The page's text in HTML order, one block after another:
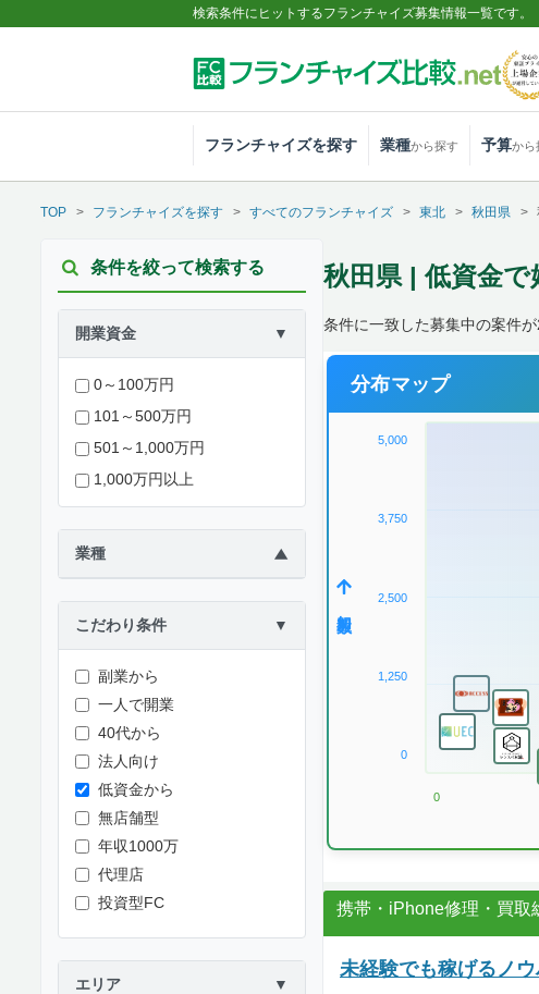
検索条件にヒットするフランチャイズ募集情報一覧です。
フランチャイズを探す 業種から探す 予算から
TOP フランチャイズを探す すべてのフランチャイズ 東北 秋田県
条件を絞って検索する
開業資金 ▼
0～100万円
101～500万円
501～1,000万円
1,000万円以上
業種 ▶
こだわり条件 ▼
副業から
一人で開業
40代から
法人向け
低資金から
無店舗型
年収1000万
代理店
投資型FC
エリア ▼
秋田県 | 低資金で
条件に一致した募集中の案件
分布マップ
5,000
3,750
2,500
1,250
0
0
携帯・iPhone修理・買取
未経験でも稼げるノ